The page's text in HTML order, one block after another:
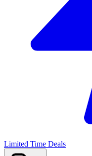
Limited Time Deals